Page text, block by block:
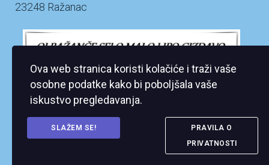
23248 Ražanac
Ova web stranica koristi kolačiće i traži vaše
osobne podatke kako bi poboljšala vaše
iskustvo pregledavanja.
SLAŽEM SE!
PRAVILA O
PRIVATNOSTI